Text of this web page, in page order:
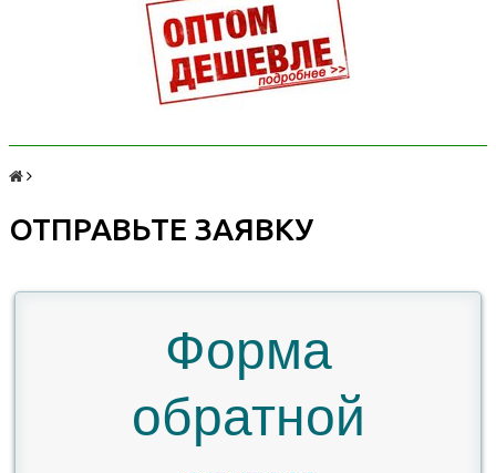
ОТПРАВЬТЕ ЗАЯВКУ